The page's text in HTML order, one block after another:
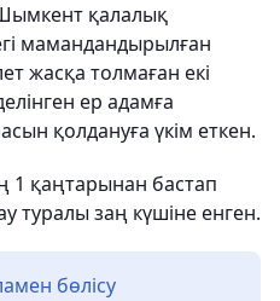
қалалық
мамандандырылған
жасқа толмаған екі
ер адамға
қолдануға үкім еткен.
1 қаңтарынан бастап
туралы заң күшіне енген.
бөлісу